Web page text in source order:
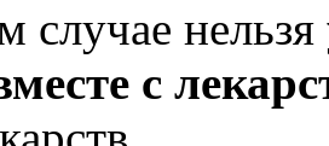
случае нельзя
с